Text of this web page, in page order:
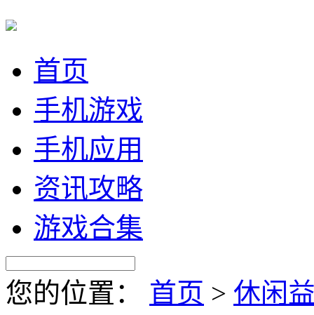
首页
手机游戏
手机应用
资讯攻略
游戏合集
您的位置： 首页 > 休闲